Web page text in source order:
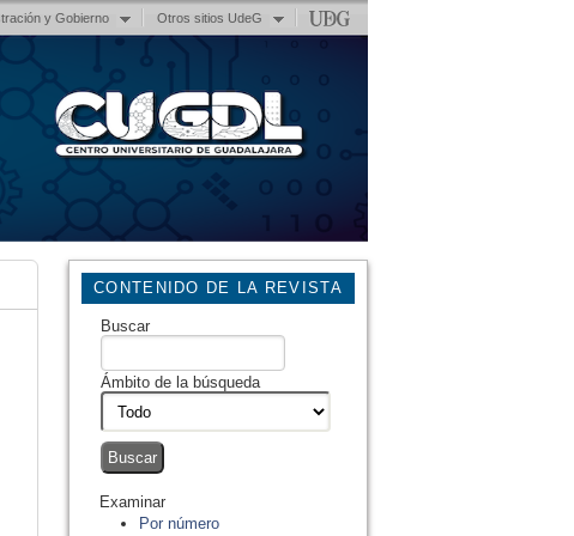
y Gobierno Otros sitios UdeG
CONTENIDO DE LA REVISTA
Buscar
Ámbito de la búsqueda
Examinar
Por número